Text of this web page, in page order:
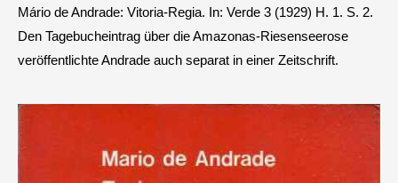
Mário de Andrade: Vitoria-Regia. In: Verde 3 (1929) H. 1. S. 2.
Den Tagebucheintrag über die Amazonas-Riesenseerose
veröffentlichte Andrade auch separat in einer Zeitschrift.